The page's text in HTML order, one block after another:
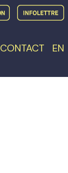
CONTACT EN